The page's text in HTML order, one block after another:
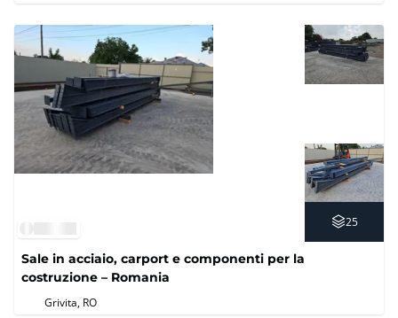
25
Sale in acciaio, carport e componenti per la
costruzione – Romania
Grivita, RO